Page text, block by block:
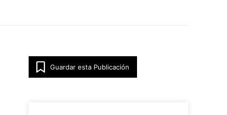
Guardar esta Publicación